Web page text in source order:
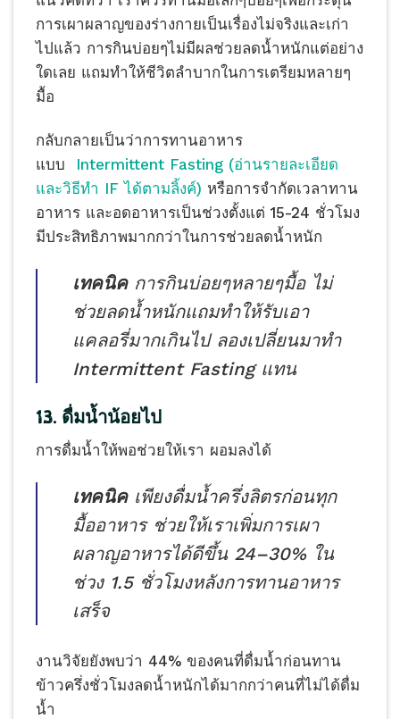
การเผาผลาญของร่างกายเป็นเรื่องไม่จริงและเก่า
ไปแล้ว การกินบ่อยๆไม่มีผลช่วยลดน้ำหนักแต่อย่าง
ใดเลย แถมทำให้ชีวิตลำบากในการเตรียมหลายๆ
มื้อ
กลับกลายเป็นว่าการทานอาหาร
แบบ Intermittent Fasting (อ่านรายละเอียด
และวิธีทำ IF ได้ตามลิ้งค์) หรือการจำกัดเวลาทาน
อาหาร และอดอาหารเป็นช่วงตั้งแต่ 15-24 ชั่วโมง
มีประสิทธิภาพมากกว่าในการช่วยลดน้ำหนัก
เทคนิคการกินบ่อยๆหลายๆมื้อ ไม่
ช่วยลดน้ำหนักแถมทำให้รับเอา
แคลอรี่มากเกินไป ลองเปลี่ยนมาทำ
Intermittent Fasting แทน
13. ดื่มน้ำน้อยไป
การดื่มน้ำให้พอช่วยให้เรา ผอมลงได้
เทคนิค เพียงดื่มน้ำครึ่งลิตรก่อนทุก
มื้ออาหาร ช่วยให้เราเพิ่มการเผา
ผลาญอาหารได้ดีขึ้น 24–30% ใน
ช่วง 1.5 ชั่วโมงหลังการทานอาหาร
เสร็จ
งานวิจัยยังพบว่า 44% ของคนที่ดื่มน้ำก่อนทาน
ข้าวครึ่งชั่วโมงลดน้ำหนักได้มากกว่าคนที่ไม่ได้ดื่ม
น้ำ